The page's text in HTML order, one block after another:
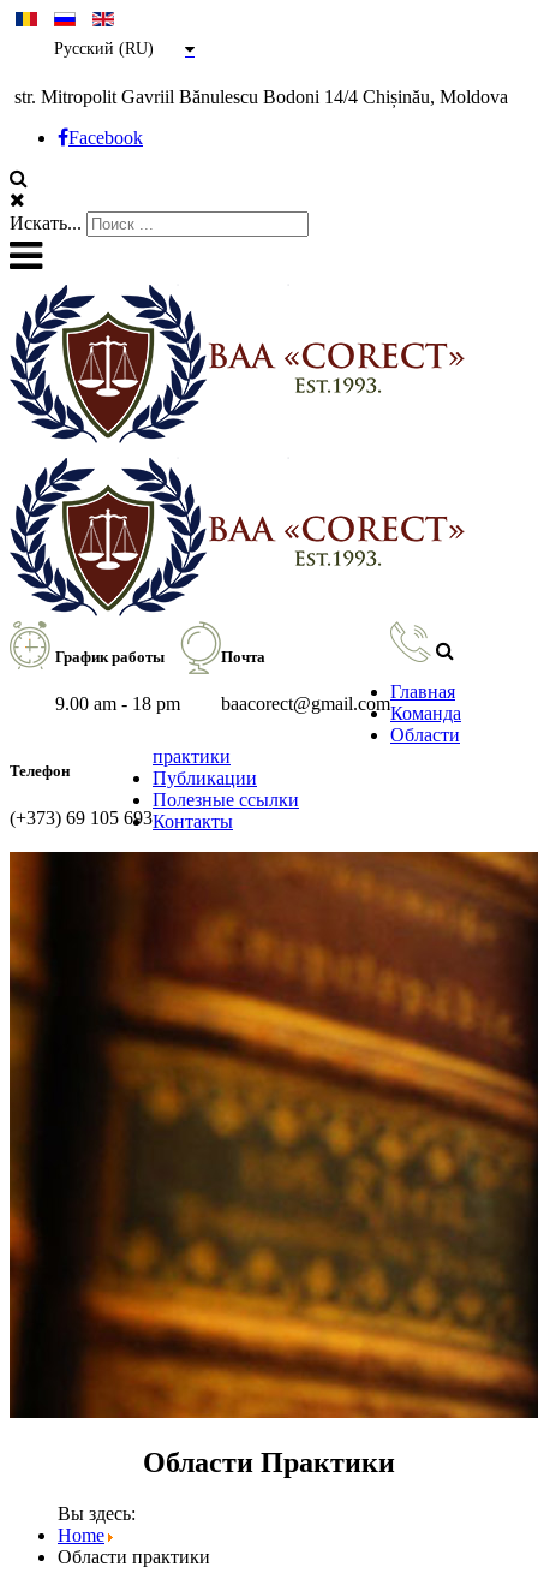
Русский (RU)
str. Mitropolit Gavriil Bănulescu Bodoni 14/4 Chișinău, Moldova
Facebook
Искать...
График работы
9.00 am - 18 pm
Почта
baacorect@gmail.com
Телефон
(+373) 69 105 693
Главная
Команда
Области
практики
Публикации
Полезные ссылки
Контакты
Области Практики
Вы здесь:
Home
Области практики